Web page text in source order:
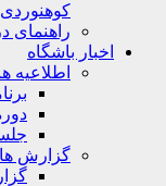
کوهنوردی
راهنمای دریافت
باشگاه
اطلاعیه ها
برنامه ها
دوره های
جلسات
گزارش ها
گزارش